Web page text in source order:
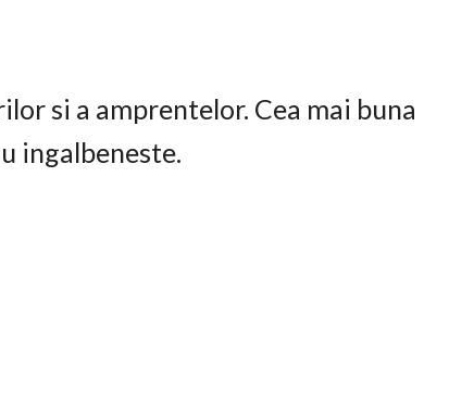
si a amprentelor. Cea mai buna
ingalbeneste.